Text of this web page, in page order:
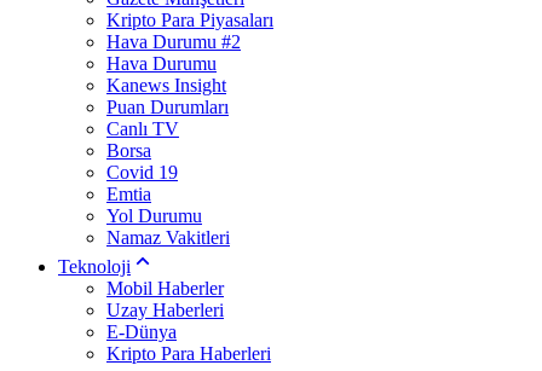
Kripto Para Piyasaları
Hava Durumu #2
Hava Durumu
Kanews Insight
Puan Durumları
Canlı TV
Borsa
Covid 19
Emtia
Yol Durumu
Namaz Vakitleri
Teknoloji
Mobil Haberler
Uzay Haberleri
E-Dünya
Kripto Para Haberleri